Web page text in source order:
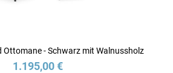
Ottomane - Schwarz mit Walnussholz
1.195,00 €